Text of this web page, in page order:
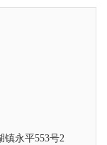
镇永平553号2